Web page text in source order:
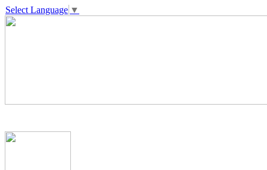
Select Language ▼